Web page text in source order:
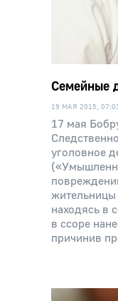
Семейные
19 МАЯ 2015,
17 мая
уголовное
находясь в
в ссоре
причинив